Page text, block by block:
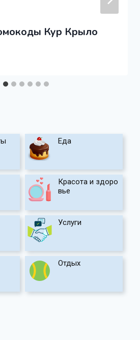
Кур Крыло
Еда
Красота и здоро
вье
Услуги
Отдых